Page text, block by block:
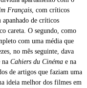
Français , com críticos
apanhado de críticos
careta. O segundo, como
com uma média que
no mês seguinte, dava
na Cahiers du Cinéma e na
de artigos que faziam uma
ideia melhor dos filmes em